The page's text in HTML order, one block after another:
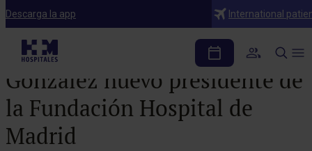
Descarga la app International
Noticias
El Dr. Alfonso Moreno
González nuevo presidente de
la Fundación Hospital de
Madrid